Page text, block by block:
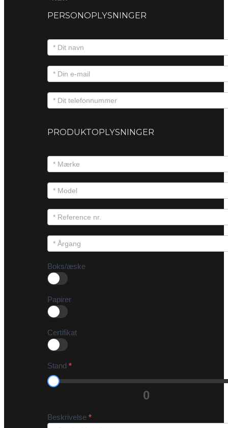
PERSONOPLYSNINGER
PRODUKTOPLYSNINGER
Boks/æske
Papirer
Certifikat
Stand *
0
Beskrivelse *